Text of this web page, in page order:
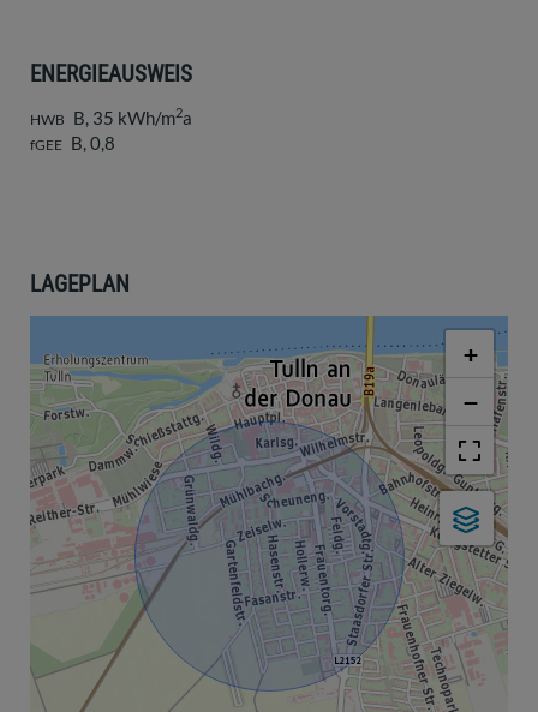
ENERGIEAUSWEIS
HWB B, 35 kWh/m2a
fGEE B, 0,8
LAGEPLAN
+
−